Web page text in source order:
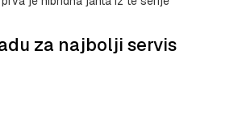
za najbolji servis